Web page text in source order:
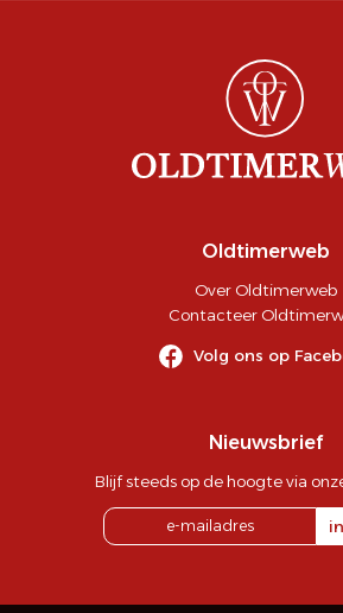
Oldtimerweb
Over Oldtimerweb
Contacteer
Volg ons op
Nieuwsbrief
Blijf steeds op de hoogte via